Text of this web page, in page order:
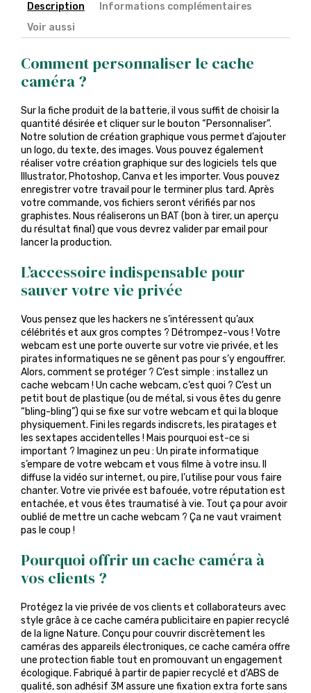
Description
Informations complémentaires
Voir aussi
Comment personnaliser le cache
caméra ?
Sur la fiche produit de la batterie, il vous suffit de choisir la
quantité désirée et cliquer sur le bouton “Personnaliser”.
Notre solution de création graphique vous permet d’ajouter
un logo, du texte, des images. Vous pouvez également
réaliser votre création graphique sur des logiciels tels que
Illustrator, Photoshop, Canva et les importer. Vous pouvez
enregistrer votre travail pour le terminer plus tard. Après
votre commande, vos fichiers seront vérifiés par nos
graphistes. Nous réaliserons un BAT (bon à tirer, un aperçu
du résultat final) que vous devrez valider par email pour
lancer la production.
L’accessoire indispensable pour
sauver votre vie privée
Vous pensez que les hackers ne s’intéressent qu’aux
célébrités et aux gros comptes ? Détrompez-vous ! Votre
webcam est une porte ouverte sur votre vie privée, et les
pirates informatiques ne se gênent pas pour s’y engouffrer.
Alors, comment se protéger ? C’est simple : installez un
cache webcam ! Un cache webcam, c’est quoi ? C’est un
petit bout de plastique (ou de métal, si vous êtes du genre
“bling-bling”) qui se fixe sur votre webcam et qui la bloque
physiquement. Fini les regards indiscrets, les piratages et
les sextapes accidentelles ! Mais pourquoi est-ce si
important ? Imaginez un peu : Un pirate informatique
s’empare de votre webcam et vous filme à votre insu. Il
diffuse la vidéo sur internet, ou pire, l’utilise pour vous faire
chanter. Votre vie privée est bafouée, votre réputation est
entachée, et vous êtes traumatisé à vie. Tout ça pour avoir
oublié de mettre un cache webcam ? Ça ne vaut vraiment
pas le coup !
Pourquoi offrir un cache caméra à
vos clients ?
Protégez la vie privée de vos clients et collaborateurs avec
style grâce à ce cache caméra publicitaire en papier recyclé
de la ligne Nature. Conçu pour couvrir discrètement les
caméras des appareils électroniques, ce cache caméra offre
une protection fiable tout en promouvant un engagement
écologique. Fabriqué à partir de papier recyclé et d’ABS de
qualité, son adhésif 3M assure une fixation extra forte sans